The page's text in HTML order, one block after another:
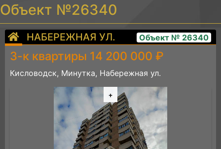
Объект №26340
НАБЕРЕЖНАЯ УЛ. Объект № 26340
3-к квартиры 14 200 000 ₽
Кисловодск, Минутка, Набережная ул.
+